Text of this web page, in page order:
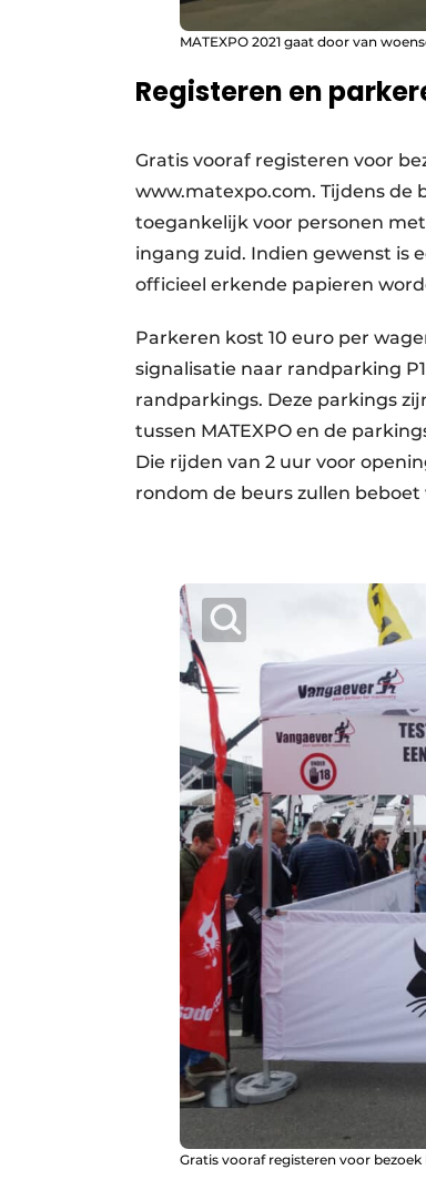
MATEXPO 2021 gaat door van
Registeren en
Gratis vooraf registeren voor
www.matexpo.com. Tijdens de
toegankelijk voor personen
ingang zuid. Indien gewenst is
officieel erkende papieren
Parkeren kost 10 euro per
signalisatie naar randparking
randparkings. Deze parkings
tussen MATEXPO en de
Die rijden van 2 uur voor
rondom de beurs zullen
Gratis vooraf registeren voor